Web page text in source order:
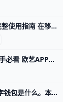
数字钱包是什么？新手必看的完整使用指南 在移动支付、线上购物和数字货币越来越普及的今天，数字钱包已经成为很多人每天都会用到的工具，比如出门只带手机也能买早餐、坐地铁、网购。数字钱包可以放银行卡信息、账户余额、会员卡、优惠券，甚至可以管理比特币、以太坊等数字资产，让你的“钱”和“资产”集中在一个地方查看和操作。对于刚接触的新手来说，只要理解它是“手机里的电子钱包”，用来收钱、付款、转账和管理资产，就已经迈出了第一步。
欧艺APP充值步骤详细说明：新手必看 欧艺APP充值步骤详细说明 在数字资产世界里，快速、安全地充值是开始体验的第一步。假设你是新手，以下内容用简单语言、具体例子来帮助你理解。比如你在香港使用欧艺APP充值1000港币，步骤会如文中演示般清晰可行。
数字钱包基原理与安全解析 数字钱包是什么。本质上，数字钱包是一个数字容器，存放支付工具和相关信息，常以手机应用、网页插件或桌面程序形式存在。它可以让你在线上线下支付、转账，以及管理其他数字资产。比如，用手机钱包在商店刷码支付，或者在应用里一键转账给朋友。通过令牌化和加密技术，数字钱包强调隐私保护与交易安全，避免直接暴露银行卡号或账户信息。